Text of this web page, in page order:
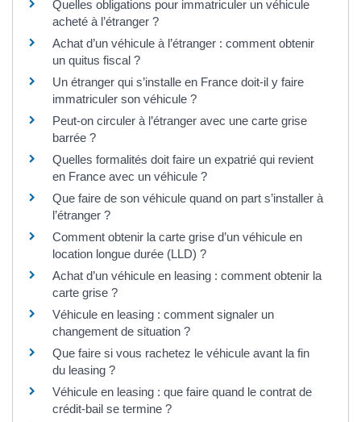
Quelles obligations pour immatriculer un véhicule
acheté à l’étranger ?
Achat d’un véhicule à l’étranger : comment obtenir
un quitus fiscal ?
Un étranger qui s’installe en France doit-il y faire
immatriculer son véhicule ?
Peut-on circuler à l’étranger avec une carte grise
barrée ?
Quelles formalités doit faire un expatrié qui revient
en France avec un véhicule ?
Que faire de son véhicule quand on part s’installer à
l’étranger ?
Comment obtenir la carte grise d’un véhicule en
location longue durée (LLD) ?
Achat d’un véhicule en leasing : comment obtenir la
carte grise ?
Véhicule en leasing : comment signaler un
changement de situation ?
Que faire si vous rachetez le véhicule avant la fin
du leasing ?
Véhicule en leasing : que faire quand le contrat de
crédit-bail se termine ?